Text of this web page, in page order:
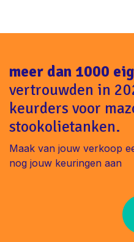
meer dan 1000
vertrouwden in
keurders voor
stookolietanken.
Maak van jouw verkoop
nog jouw keuringen aan